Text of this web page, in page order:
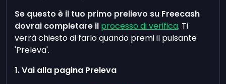
Se questo è il tuo primo prelievo su Freecash
dovrai completare il processo di verifica. Ti
verrà chiesto di farlo quando premi il pulsante
'Preleva'.
1. Vai alla pagina Preleva